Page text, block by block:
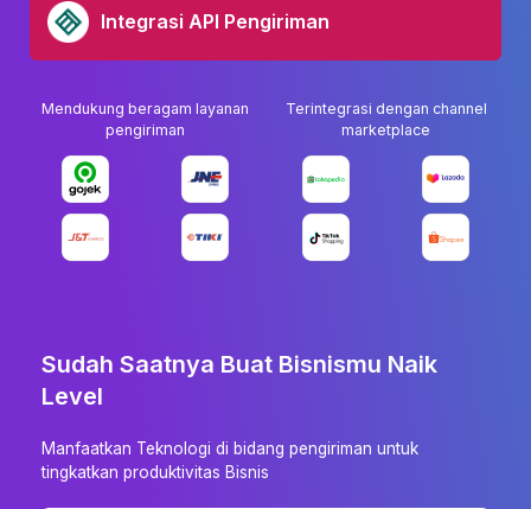
Integrasi API Pengiriman
Mendukung beragam layanan
pengiriman
Terintegrasi dengan channel
marketplace
Sudah Saatnya Buat Bisnismu Naik
Level
Manfaatkan Teknologi di bidang pengiriman untuk
tingkatkan produktivitas Bisnis